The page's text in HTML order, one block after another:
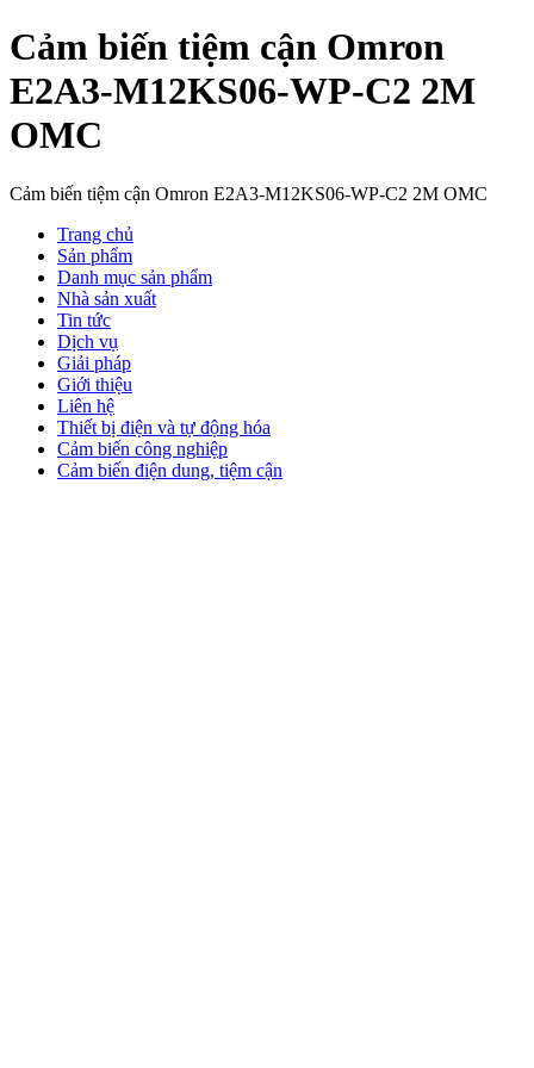
Cảm biến tiệm cận Omron
E2A3-M12KS06-WP-C2 2M
OMC
Cảm biến tiệm cận Omron E2A3-M12KS06-WP-C2 2M OMC
Trang chủ
Sản phẩm
Danh mục sản phẩm
Nhà sản xuất
Tin tức
Dịch vụ
Giải pháp
Giới thiệu
Liên hệ
Thiết bị điện và tự động hóa
Cảm biến công nghiệp
Cảm biến điện dung, tiệm cận